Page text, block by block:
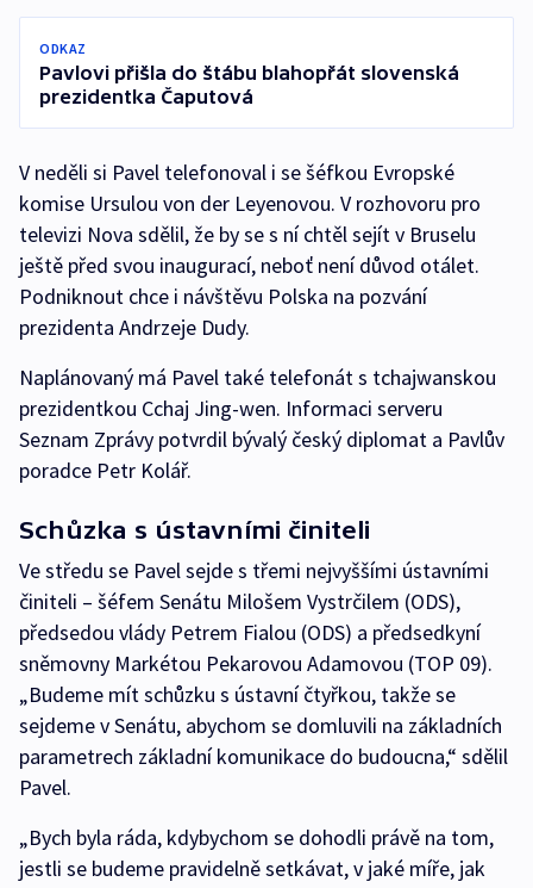
ODKAZ
Pavlovi přišla do štábu blahopřát slovenská
prezidentka Čaputová
V neděli si Pavel telefonoval i se šéfkou Evropské
komise Ursulou von der Leyenovou. V rozhovoru pro
televizi Nova sdělil, že by se s ní chtěl sejít v Bruselu
ještě před svou inaugurací, neboť není důvod otálet.
Podniknout chce i návštěvu Polska na pozvání
prezidenta Andrzeje Dudy.
Naplánovaný má Pavel také telefonát s tchajwanskou
prezidentkou Cchaj Jing-wen. Informaci serveru
Seznam Zprávy potvrdil bývalý český diplomat a Pavlův
poradce Petr Kolář.
Schůzka s ústavními činiteli
Ve středu se Pavel sejde s třemi nejvyššími ústavními
činiteli – šéfem Senátu Milošem Vystrčilem (ODS),
předsedou vlády Petrem Fialou (ODS) a předsedkyní
sněmovny Markétou Pekarovou Adamovou (TOP 09).
„Budeme mít schůzku s ústavní čtyřkou, takže se
sejdeme v Senátu, abychom se domluvili na základních
parametrech základní komunikace do budoucna,“ sdělil
Pavel.
„Bych byla ráda, kdybychom se dohodli právě na tom,
jestli se budeme pravidelně setkávat, v jaké míře, jak